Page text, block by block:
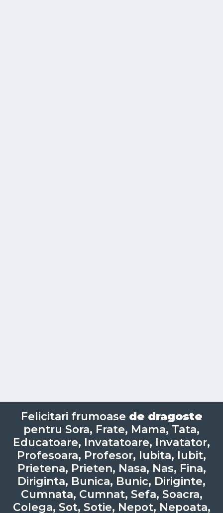
Felicitari frumoase de dragoste
pentru Sora, Frate, Mama, Tata,
Educatoare, Invatatoare, Invatator,
Profesoara, Profesor, Iubita, Iubit,
Prietena, Prieten, Nasa, Nas, Fina,
Diriginta, Bunica, Bunic, Diriginte,
Cumnata, Cumnat, Sefa, Soacra,
Colega, Sot, Sotie, Nepot, Nepoata,